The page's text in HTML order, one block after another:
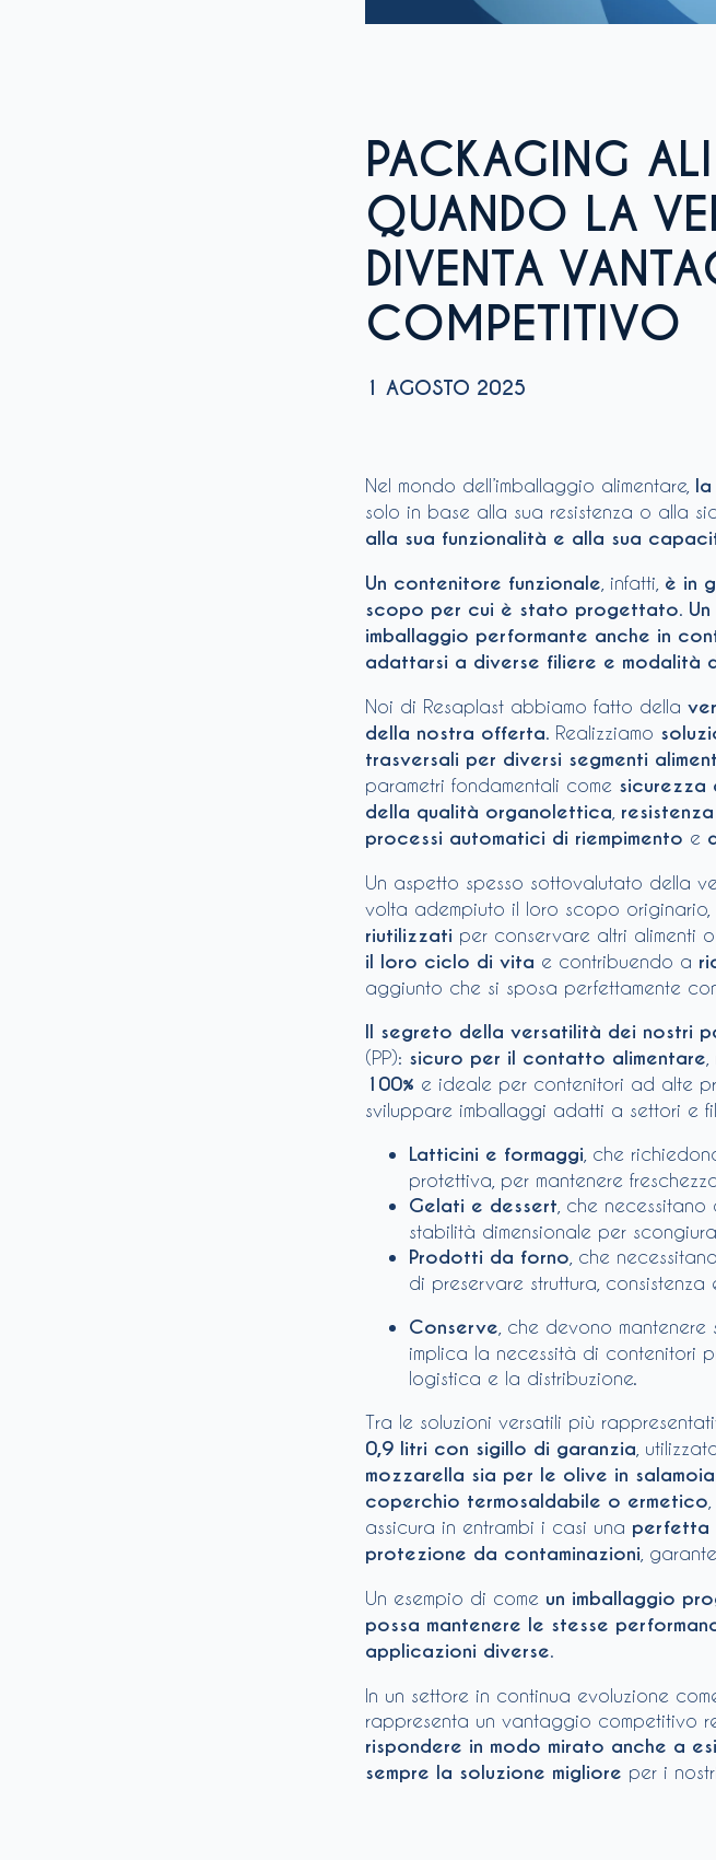
PACKAGING
QUANDO LA
DIVENTA
COMPETITIVO
1 AGOSTO 2025
Nel mondo dell’imballaggio alimentare,
solo in base alla sua resistenza o alla
alla sua funzionalità e alla sua
Un contenitore funzionale , infatti, è in
scopo per cui è stato progettato.
imballaggio performante anche in
adattarsi a diverse filiere e modalità
Noi di Resaplast abbiamo fatto della
della nostra offerta. Realizziamo
trasversali per diversi segmenti
parametri fondamentali come sicurezza
della qualità organolettica
processi automatici di riempimento e
Un aspetto spesso sottovalutato della
volta adempiuto il loro scopo originario,
riutilizzati per conservare altri alimenti
il loro ciclo di vita e contribuendo a
aggiunto che si sposa perfettamente
Il segreto della versatilità dei nostri
(PP): sicuro per il contatto alimentare
100% e ideale per contenitori ad alte
sviluppare imballaggi adatti a settori e
Latticini e formaggi , che
protettiva, per mantenere
Gelati e dessert , che
stabilità dimensionale per
Prodotti da forno , che
di preservare struttura, consistenza
Conserve , che devono
implica la necessità di contenitori
logistica e la distribuzione.
Tra le soluzioni versatili più
0,9 litri con sigillo di garanzia ,
mozzarella sia per le olive in salamoia
coperchio termosaldabile o ermetico
assicura in entrambi i casi una perfetta
protezione da contaminazioni ,
Un esempio di come un imballaggio
possa mantenere le stesse
applicazioni diverse.
In un settore in continua evoluzione
rappresenta un vantaggio competitivo
rispondere in modo mirato anche a
sempre la soluzione migliore per i